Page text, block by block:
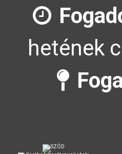
hetének